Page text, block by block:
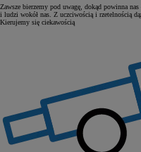
Zawsze bierzemy pod uwagę, dokąd powinna
i ludzi wokół nas. Z uczciwością i rzetelnością
Kierujemy się ciekawością